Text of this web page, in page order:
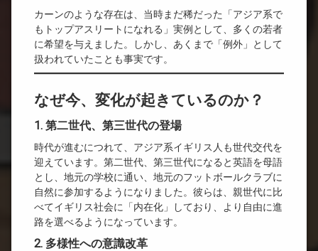
カーンのような存在は、当時まだ稀だった「アジア系で
もトップアスリートになれる」実例として、多くの若者
に希望を与えました。しかし、あくまで「例外」として
扱われていたことも事実です。
なぜ今、変化が起きているのか？
1. 第二世代、第三世代の登場
時代が進むにつれて、アジア系イギリス人も世代交代を
迎えています。第二世代、第三世代になると英語を母語
とし、地元の学校に通い、地元のフットボールクラブに
自然に参加するようになりました。彼らは、親世代に比
べてイギリス社会に「内在化」しており、より自由に進
路を選べるようになっています。
2. 多様性への意識改革